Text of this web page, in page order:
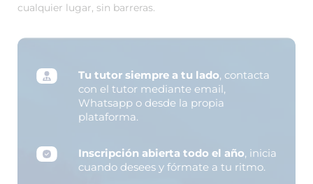
cualquier lugar, sin barreras.
Tu tutor siempre a tu lado, contacta
con el tutor mediante email,
Whatsapp o desde la propia
plataforma.
Inscripción abierta todo el año, inicia
cuando desees y fórmate a tu ritmo.